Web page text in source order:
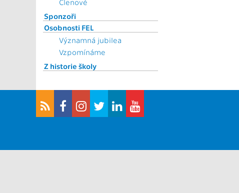
Členové
Sponzoři
Osobnosti FEL
Významná jubilea
Vzpomínáme
Z historie školy